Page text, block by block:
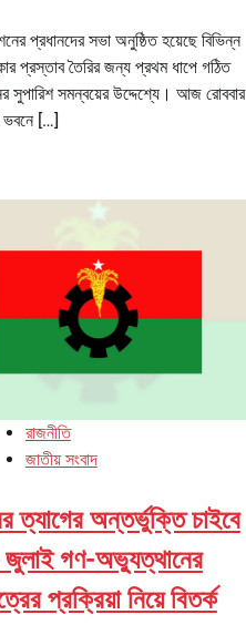
প্রধানদের সভা অনুষ্ঠিত হয়েছে বিভিন্ন
প্রস্তাব তৈরির জন্য প্রথম ধাপে গঠিত
সুপারিশ সমন্বয়ের উদ্দেশ্যে। আজ রোববার
ভবনে […]
রাজনীতি
জাতীয় সংবাদ
ত্যাগের অন্তর্ভুক্তি চাইবে
জুলাই গণ-অভ্যুত্থানের
প্রক্রিয়া নিয়ে বিতর্ক